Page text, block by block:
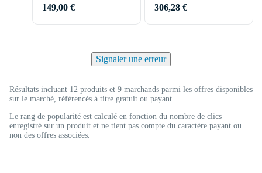
149,00 €
306,28 €
Signaler une erreur
Résultats incluant 12 produits et 9 marchands parmi les offres disponibles
sur le marché, référencés à titre gratuit ou payant.
Le rang de popularité est calculé en fonction du nombre de clics
enregistré sur un produit et ne tient pas compte du caractère payant ou
non des offres associées.